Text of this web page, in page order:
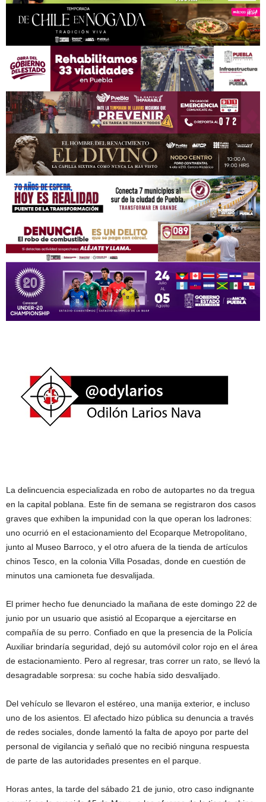
La delincuencia especializada en robo de autopartes no da tregua
en la capital poblana. Este fin de semana se registraron dos casos
graves que exhiben la impunidad con la que operan los ladrones:
uno ocurrió en el estacionamiento del Ecoparque Metropolitano,
junto al Museo Barroco, y el otro afuera de la tienda de artículos
chinos Tesco, en la colonia Villa Posadas, donde en cuestión de
minutos una camioneta fue desvalijada.
El primer hecho fue denunciado la mañana de este domingo 22 de
junio por un usuario que asistió al Ecoparque a ejercitarse en
compañía de su perro. Confiado en que la presencia de la Policía
Auxiliar brindaría seguridad, dejó su automóvil color rojo en el área
de estacionamiento. Pero al regresar, tras correr un rato, se llevó la
desagradable sorpresa: su coche había sido desvalijado.
Del vehículo se llevaron el estéreo, una manija exterior, e incluso
uno de los asientos. El afectado hizo pública su denuncia a través
de redes sociales, donde lamentó la falta de apoyo por parte del
personal de vigilancia y señaló que no recibió ninguna respuesta
de parte de las autoridades presentes en el parque.
Horas antes, la tarde del sábado 21 de junio, otro caso indignante